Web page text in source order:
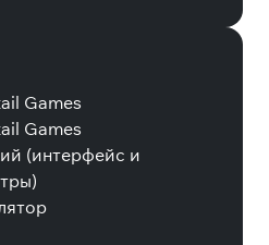
Games
Games
(интерфейс и